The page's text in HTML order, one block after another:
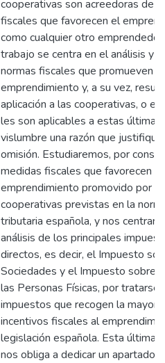
cooperativas son acreedoras de
fiscales que favorecen el
como cualquier otro
trabajo se centra en el análisis y
normas fiscales que promueven el
emprendimiento y, a su vez,
aplicación a las cooperativas, o en
les son aplicables a estas últimas
vislumbre una razón que
omisión. Estudiaremos, por
medidas fiscales que favorecen el
emprendimiento promovido por
cooperativas previstas en la
tributaria española, y nos
análisis de los principales
directos, es decir, el Impuesto
Sociedades y el Impuesto sobre
las Personas Físicas, por tratarse
impuestos que recogen la
incentivos fiscales al
legislación española. Esta última
nos obliga a dedicar un apartado